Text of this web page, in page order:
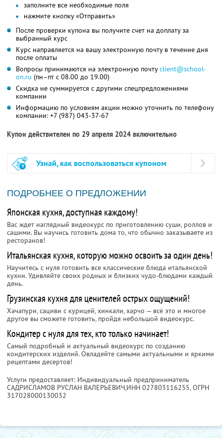
заполните все необходимые поля
нажмите кнопку «Отправить»
После проверки купона вы получите счет на доплату за
выбранный курс
Курс направляется на вашу электронную почту в течение дня
после оплаты
Вопросы принимаются на электронную почтуclient@school-
on.ru (пн–пт с 08.00 до 19.00)
Скидка не суммируется с другими спецпредложениями
компании
Информацию по условиям акции можно уточнить по телефону
компании: +7 (987) 043-37-67
Купон действителен по 29 апреля 2024 включительно
Узнай, как воспользоваться купоном
ПОДРОБНЕЕ О ПРЕДЛОЖЕНИИ
Японская кухня, доступная каждому!
Вас ждет наглядный видеокурс по приготовлению суши, роллов и
сашими. Вы научись готовить дома то, что обычно заказываете из
ресторанов!
Итальянская кухня, которую можно освоить за один день!
Научитесь с нуля готовить все классические блюда итальянской
кухни. Удивляйте своих родных и близких чудо-блюдами каждый
день.
Грузинская кухня для ценителей острых ощущений!
Хачапури, сациви с курицей, хинкали, харчо — всё это и многое
другое вы сможете готовить, пройдя небольшой видеокурс.
Кондитер с нуля для тех, кто только начинает!
Самый подробный и актуальный видеокурс по созданию
кондитерских изделий. Овладейте самыми актуальными и яркими
рецептами десертов!
Услуги предоставляет: Индивидуальный предприниматель
САДРИСЛАМОВ РУСЛАН ВАЛЕРЬЕВИЧ,ИНН 027803116255, ОГРН
317028000130032